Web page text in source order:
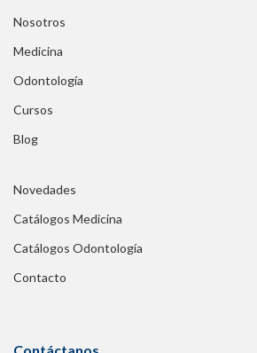
Nosotros
Medicina
Odontología
Cursos
Blog
Novedades
Catálogos Medicina
Catálogos Odontología
Contacto